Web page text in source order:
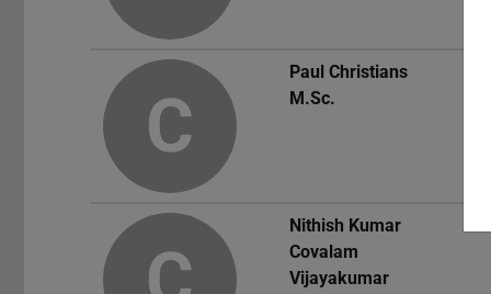
C
Paul Christians
M.Sc.
Nithish Kumar
Covalam
Vijayakumar